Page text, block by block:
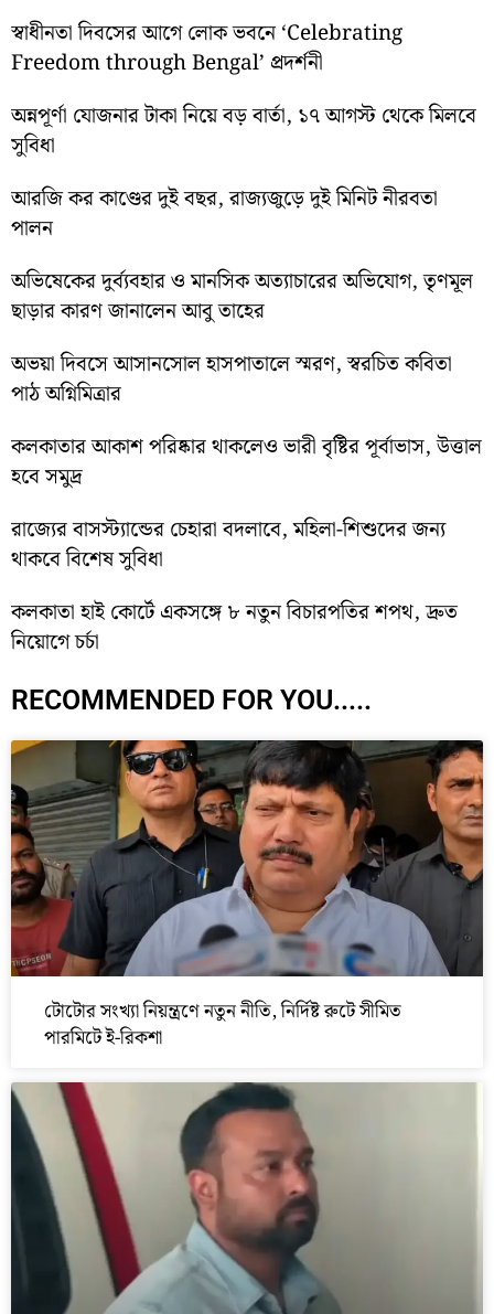
স্বাধীনতা দিবসের আগে লোক ভবনে ‘Celebrating
Freedom through Bengal’ প্রদর্শনী
অন্নপূর্ণা যোজনার টাকা নিয়ে বড় বার্তা, ১৭ আগস্ট থেকে মিলবে
সুবিধা
আরজি কর কাণ্ডের দুই বছর, রাজ্যজুড়ে দুই মিনিট নীরবতা
পালন
অভিষেকের দুর্ব্যবহার ও মানসিক অত্যাচারের অভিযোগ, তৃণমূল
ছাড়ার কারণ জানালেন আবু তাহের
অভয়া দিবসে আসানসোল হাসপাতালে স্মরণ, স্বরচিত কবিতা
পাঠ অগ্নিমিত্রার
কলকাতার আকাশ পরিষ্কার থাকলেও ভারী বৃষ্টির পূর্বাভাস, উত্তাল
হবে সমুদ্র
রাজ্যের বাসস্ট্যান্ডের চেহারা বদলাবে, মহিলা-শিশুদের জন্য
থাকবে বিশেষ সুবিধা
কলকাতা হাই কোর্টে একসঙ্গে ৮ নতুন বিচারপতির শপথ, দ্রুত
নিয়োগে চর্চা
RECOMMENDED FOR YOU.....
টোটোর সংখ্যা নিয়ন্ত্রণে নতুন নীতি, নির্দিষ্ট রুটে সীমিত
পারমিটে ই-রিকশা